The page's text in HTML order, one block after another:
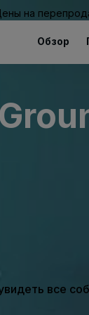
на
Обзор
все